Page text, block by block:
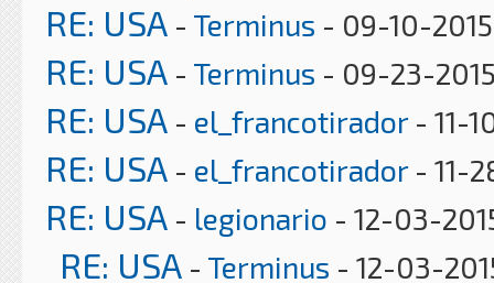
RE: USA - Terminus - 09-10-
RE: USA - Terminus - 09-23-
RE: USA - el_francotirador- 11-
RE: USA - el_francotirador- 11-
RE: USA - legionario - 12-03-
RE: USA - Terminus - 12-03-